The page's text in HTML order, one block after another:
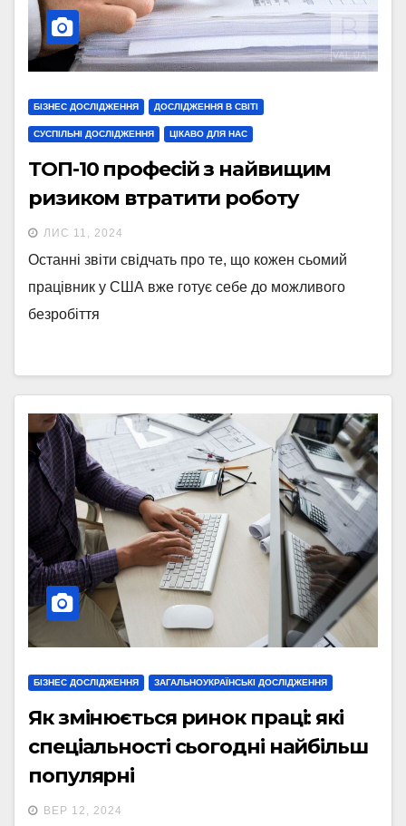
БІЗНЕС ДОСЛІДЖЕННЯ ДОСЛІДЖЕННЯ В СВІТІ
СУСПІЛЬНІ ДОСЛІДЖЕННЯ ЦІКАВО ДЛЯ НАС
ТОП-10 професій з найвищим
ризиком втратити роботу
ЛИС 11, 2024
Останні звіти свідчать про те, що кожен сьомий
працівник у США вже готує себе до можливого
безробіття
БІЗНЕС ДОСЛІДЖЕННЯ ЗАГАЛЬНОУКРАЇНСЬКІ ДОСЛІДЖЕННЯ
Як змінюється ринок праці: які
спеціальності сьогодні найбільш
популярні
ВЕР 12, 2024